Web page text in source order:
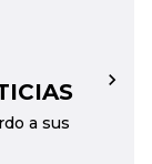
a sus
→